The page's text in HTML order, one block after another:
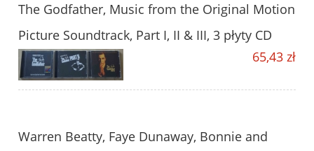
The Godfather, Music from the Original Motion
Picture Soundtrack, Part I, II & III, 3 płyty CD
65,43 zł
Warren Beatty, Faye Dunaway, Bonnie and